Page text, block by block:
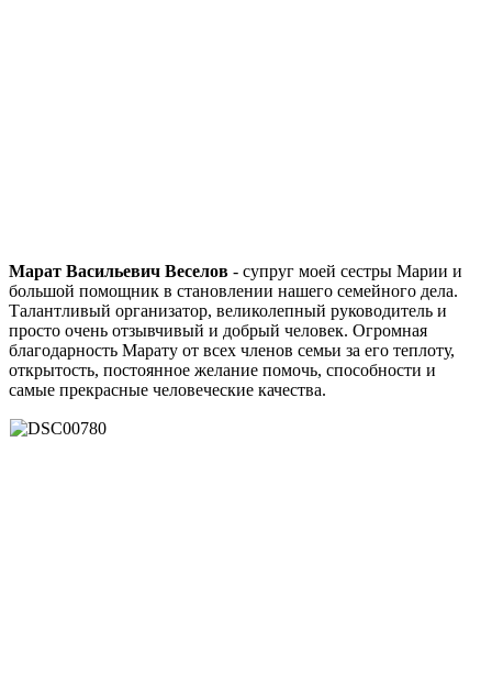
Марат Васильевич Веселов - супруг моей сестры Марии и
большой помощник в становлении нашего семейного дела.
Талантливый организатор, великолепный руководитель и
просто очень отзывчивый и добрый человек. Огромная
благодарность Марату от всех членов семьи за его теплоту,
открытость, постоянное желание помочь, способности и
самые прекрасные человеческие качества.